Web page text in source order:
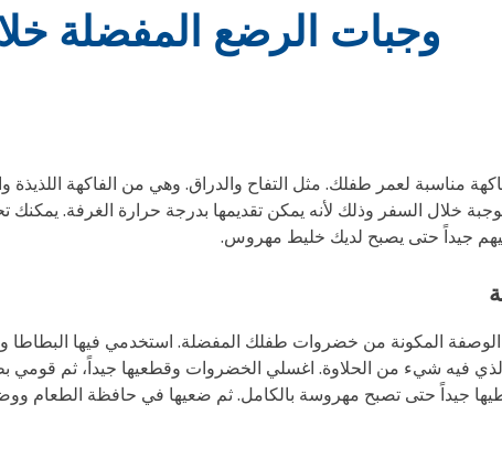
وجبات الرضع المفضلة
مناسبة لعمر طفلك. مثل التفاح والدراق. وهي من الفاكهة
خلال السفر وذلك لأنه يمكن تقديمها بدرجة حرارة الغرفة.
جيداً حتى يصبح لديك خليط مهروس.
المكونة من خضروات طفلك المفضلة. استخدمي فيها البطاطا
الذي فيه شيء من الحلاوة. اغسلي الخضروات وقطعيها جيداً، ثم
جيداً حتى تصبح مهروسة بالكامل. ثم ضعيها في حافظة الطعام